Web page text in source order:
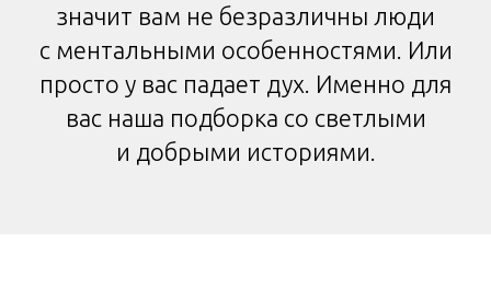
значит вам не безразличны люди
с ментальными особенностями. Или
просто у вас падает дух. Именно для
вас наша подборка со светлыми
и добрыми историями.